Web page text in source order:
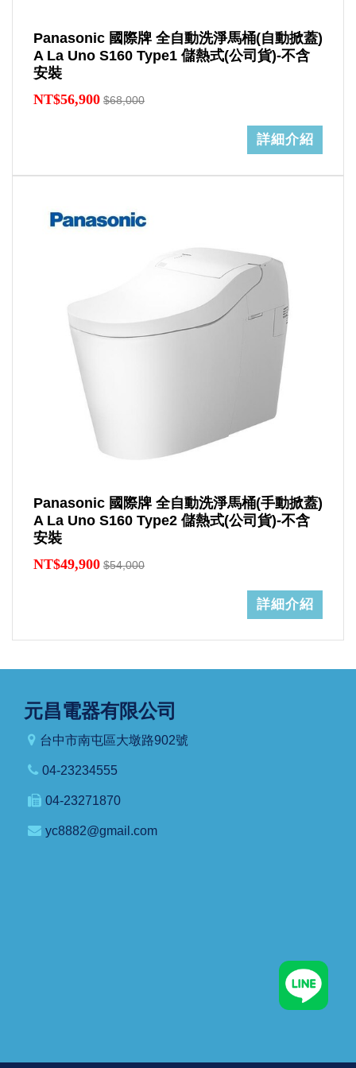
Panasonic 國際牌 全自動洗淨馬桶(自動掀蓋)
A La Uno S160 Type1 儲熱式(公司貨)-不含
安裝
NT$56,900 $68,000
詳細介紹
Panasonic 國際牌 全自動洗淨馬桶(手動掀蓋)
A La Uno S160 Type2 儲熱式(公司貨)-不含
安裝
NT$49,900 $54,000
詳細介紹
元昌電器有限公司
台中市南屯區大墩路902號
04-23234555
04-23271870
yc8882@gmail.com